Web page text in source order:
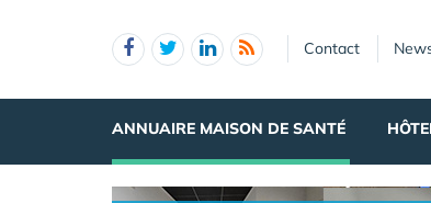
Contact
ANNUAIRE MAISON DE SANTÉ